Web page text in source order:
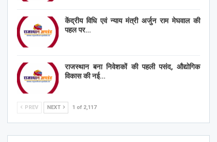
केंद्रीय विधि एवं न्याय मंत्री अर्जुन राम मेघवाल की
पहल पर…
राजस्थान बना निवेशकों की पहली पसंद, औद्योगिक
विकास की नई…
PREV NEXT 1 of 2,117